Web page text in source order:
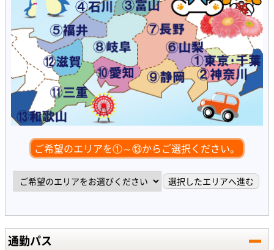
ご希望のエリアを①～⑬からご選択ください。
通勤パス